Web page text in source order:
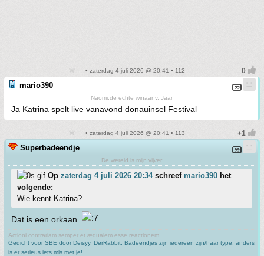
• zaterdag 4 juli 2026 @ 20:41 • 112
mario390
Naomi,de echte winaar v. Jaar
Ja Katrina spelt live vanavond donauinsel Festival
• zaterdag 4 juli 2026 @ 20:41 • 113
Superbadeendje
De wereld is mijn vijver
Op zaterdag 4 juli 2026 20:34schreef mario390 het
volgende:
Wie kennt Katrina?
Dat is een orkaan.
Actioni contrariam semper et æqualem esse reactionem
Gedicht voor SBE door Deisyy, DerRabbit: Badeendjes zijn iedereen zijn/haar type, anders
is er serieus iets mis met je!